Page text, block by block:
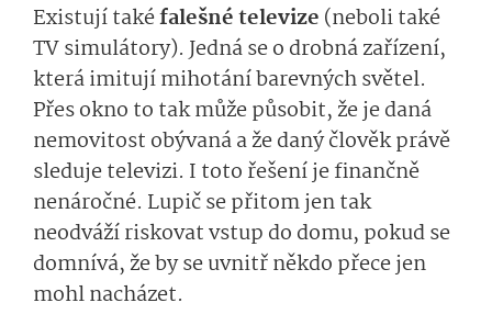
Existují takéfalešné televize (neboli také
TV simulátory). Jedná se o drobná zařízení,
která imitují mihotání barevných světel.
Přes okno to tak může působit, že je daná
nemovitost obývaná a že daný člověk právě
sleduje televizi. I toto řešení je finančně
nenáročné. Lupič se přitom jen tak
neodváží riskovat vstup do domu, pokud se
domnívá, že by se uvnitř někdo přece jen
mohl nacházet.